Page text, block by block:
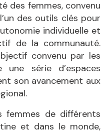
des femmes, convenu
des outils clés pour
individuelle et
de la communauté.
convenu par les
une série d’espaces
son avancement aux
femmes de différents
et dans le monde,